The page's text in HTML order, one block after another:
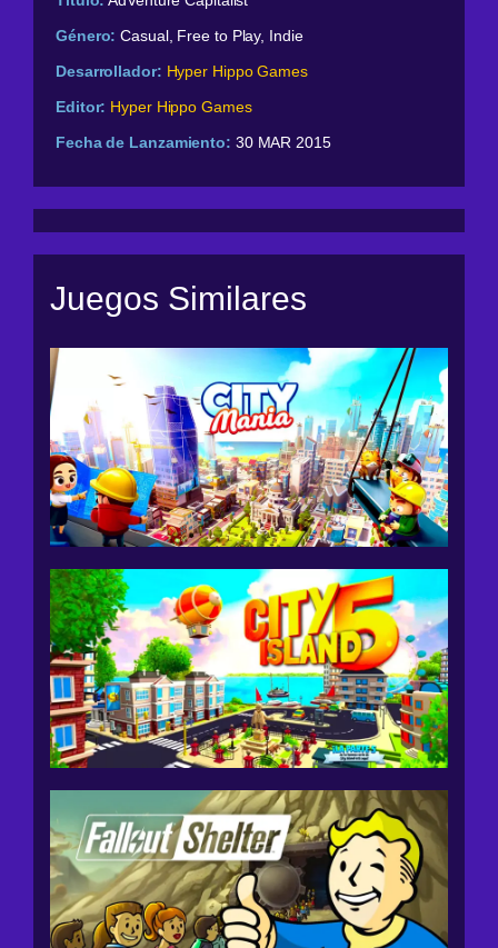
Género: Casual, Free to Play, Indie
Desarrollador: Hyper Hippo Games
Editor: Hyper Hippo Games
Fecha de Lanzamiento: 30 MAR 2015
Juegos Similares